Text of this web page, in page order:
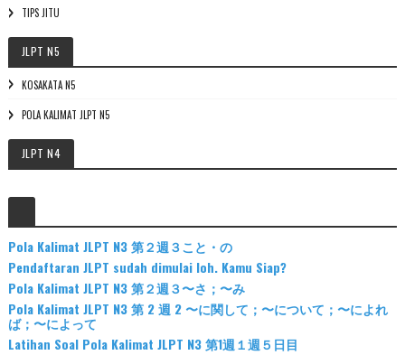
TIPS JITU
JLPT N5
KOSAKATA N5
POLA KALIMAT JLPT N5
JLPT N4
Pola Kalimat JLPT N3 第２週３こと・の
Pendaftaran JLPT sudah dimulai loh. Kamu Siap?
Pola Kalimat JLPT N3 第２週３〜さ；〜み
Pola Kalimat JLPT N3 第 2 週 2 〜に関して；〜について；〜によれ
ば；〜によって
Latihan Soal Pola Kalimat JLPT N3 第1週１週５日目